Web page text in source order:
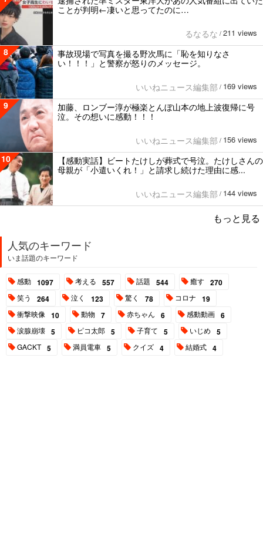
ことが判明←凄いと思ってたのに…
るなるな / 211 views
8
事故現場で写真を撮る野次馬に「恥を知りなさ
い！！！」と警察が怒りのメッセージ。
いいねニュース編集部 / 169 views
9
加藤、ロンブー淳が極楽とんぼ山本の地上波復帰に号
泣。その想いに感動！！！
いいねニュース編集部 / 156 views
10
【感動実話】ビートたけしが葬式で号泣。たけしさんの
母親が「小遣いくれ！」と請求し続けた理由に感...
いいねニュース編集部 / 144 views
もっと見る
人気のキーワード
いま話題のキーワード
感動 1097 考える 557 話題 544 癒す 270
笑う 264 泣く 123 驚く 78 コロナ 19
衝撃映像 10 動物 7 赤ちゃん 6 感動動画 6
涙腺崩壊 5 ピコ太郎 5 子育て 5 いじめ 5
GACKT 5 満員電車 5 クイズ 4 結婚式 4